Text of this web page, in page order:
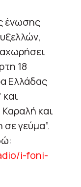
ένωσης
18
Ελλάδας
και
και
γεύμα”.
i-foni-